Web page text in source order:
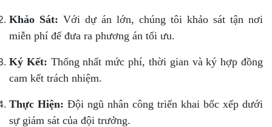
Khảo Sát: Với dự án lớn, chúng tôi khảo sát tận nơi
miễn phí để đưa ra phương án tối ưu.
Ký Kết: Thống nhất mức phí, thời gian và ký hợp đồng
cam kết trách nhiệm.
Thực Hiện: Đội ngũ nhân công triển khai bốc xếp dưới
sự giám sát của đội trưởng.